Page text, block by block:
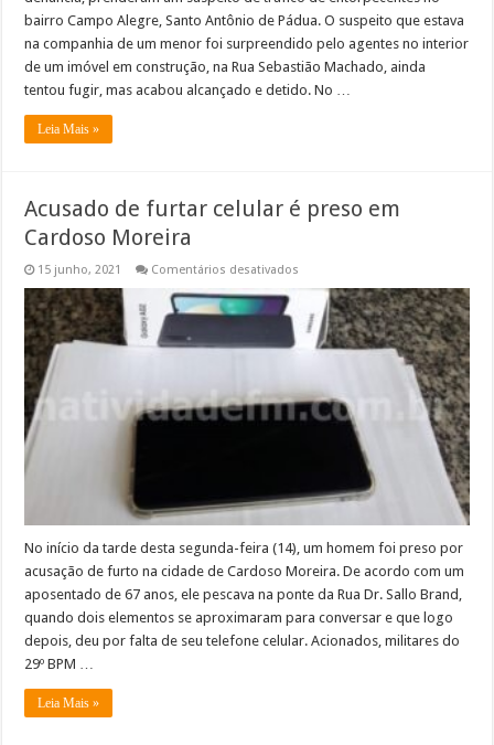
bairro Campo Alegre, Santo Antônio de Pádua. O suspeito que estava
na companhia de um menor foi surpreendido pelo agentes no interior
de um imóvel em construção, na Rua Sebastião Machado, ainda
tentou fugir, mas acabou alcançado e detido. No …
Leia Mais »
Acusado de furtar celular é preso em
Cardoso Moreira
15 junho, 2021 Comentários desativados
furtar
celular
Moreira
No início da tarde desta segunda-feira (14), um homem foi preso por
acusação de furto na cidade de Cardoso Moreira. De acordo com um
aposentado de 67 anos, ele pescava na ponte da Rua Dr. Sallo Brand,
quando dois elementos se aproximaram para conversar e que logo
depois, deu por falta de seu telefone celular. Acionados, militares do
29º BPM …
Leia Mais »